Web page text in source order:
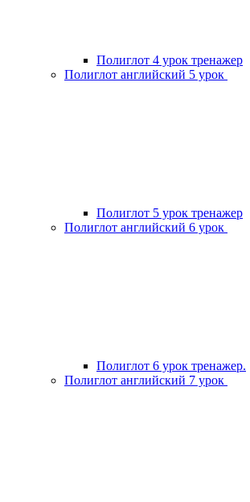
Полиглот 4 урок тренажер
Полиглот английский 5 урок
Полиглот 5 урок тренажер
Полиглот английский 6 урок
Полиглот 6 урок тренажер.
Полиглот английский 7 урок